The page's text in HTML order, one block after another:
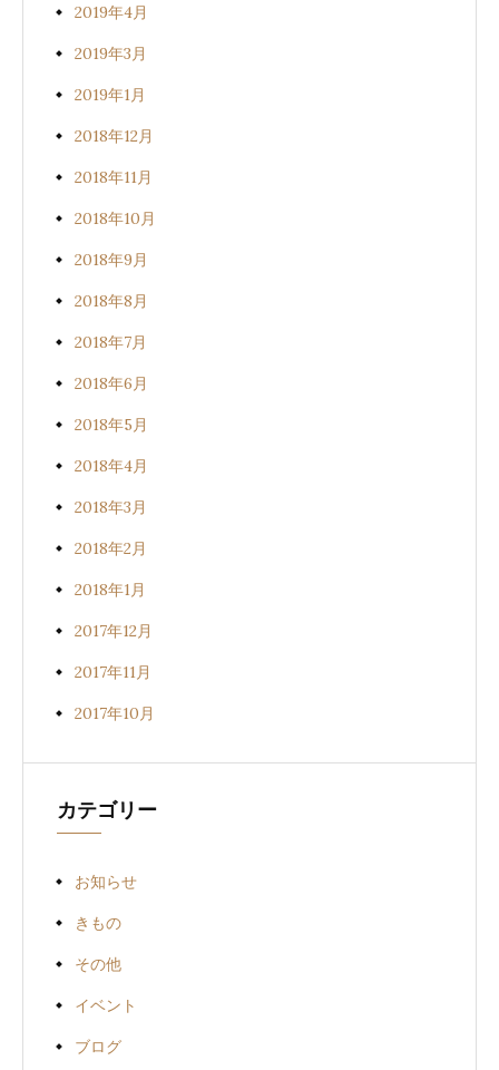
2019年4月
2019年3月
2019年1月
2018年12月
2018年11月
2018年10月
2018年9月
2018年8月
2018年7月
2018年6月
2018年5月
2018年4月
2018年3月
2018年2月
2018年1月
2017年12月
2017年11月
2017年10月
カテゴリー
お知らせ
きもの
その他
イベント
ブログ